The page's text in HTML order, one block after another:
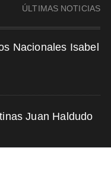
ÚLTIMAS NOTICIAS
Nacionales Isabel
Juan Haldudo